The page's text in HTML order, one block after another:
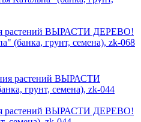
растений ВЫРАСТИ ДЕРЕВО!
(банка, грунт, семена), zk-068
растений ВЫРАСТИ ДЕРЕВО!